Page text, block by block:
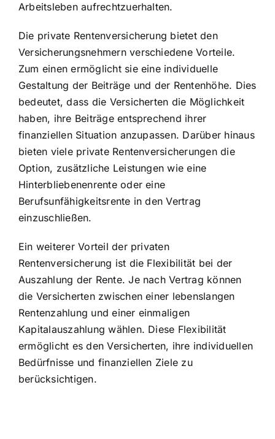
Arbeitsleben aufrechtzuerhalten.
Die private Rentenversicherung bietet den
Versicherungsnehmern verschiedene Vorteile.
Zum einen ermöglicht sie eine individuelle
Gestaltung der Beiträge und der Rentenhöhe. Dies
bedeutet, dass die Versicherten die Möglichkeit
haben, ihre Beiträge entsprechend ihrer
finanziellen Situation anzupassen. Darüber hinaus
bieten viele private Rentenversicherungen die
Option, zusätzliche Leistungen wie eine
Hinterbliebenenrente oder eine
Berufsunfähigkeitsrente in den Vertrag
einzuschließen.
Ein weiterer Vorteil der privaten
Rentenversicherung ist die Flexibilität bei der
Auszahlung der Rente. Je nach Vertrag können
die Versicherten zwischen einer lebenslangen
Rentenzahlung und einer einmaligen
Kapitalauszahlung wählen. Diese Flexibilität
ermöglicht es den Versicherten, ihre individuellen
Bedürfnisse und finanziellen Ziele zu
berücksichtigen.